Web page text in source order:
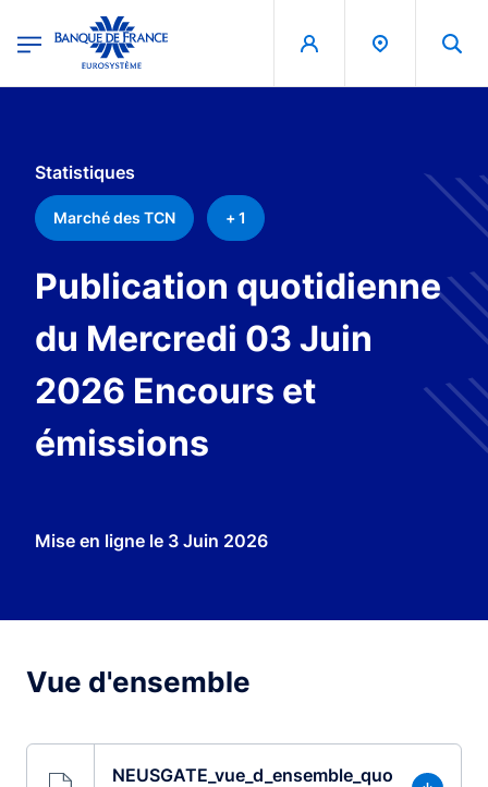
Banque de France - Menu Principal
Statistiques
Marché des TCN + 1
Publication quotidienne
du Mercredi 03 Juin
2026 Encours et
émissions
Mise en ligne le 3 Juin 2026
Vue d'ensemble
NEUSGATE_vue_d_ensemble_quo